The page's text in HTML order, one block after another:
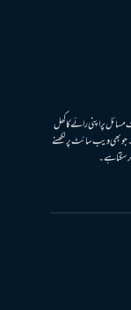
پر اپنی رائے کا کھل
جو بھی ویب سائٹ پر لکھنے
ہے۔